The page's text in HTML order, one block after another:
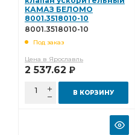
КАМАЗ БЕЛОМО
8001.3518010-10
8001.3518010-10
Под заказ
Цена в Ярославль
2 537.62 Р
В КОРЗИНУ